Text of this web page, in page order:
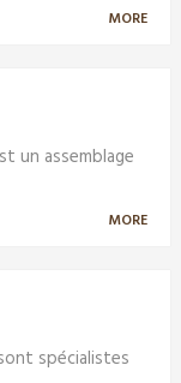
MORE
un assemblage
MORE
spécialistes